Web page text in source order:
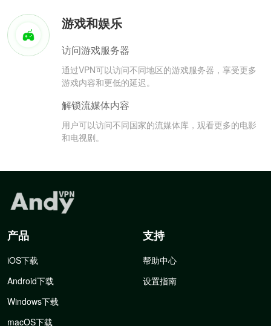
游戏和娱乐
访问游戏服务器
通过VPN可以访问不同地区的游戏服务器，享受更多
游戏内容和更低的延迟。
解锁流媒体内容
用户可以访问不同国家的流媒体库，观看更多的电影
和电视剧。
产品
iOS下载
Android下载
Windows下载
macOS下载
支持
帮助中心
设置指南